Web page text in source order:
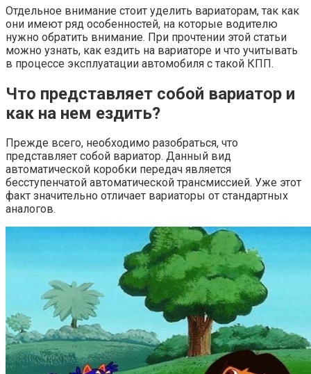
Отдельное внимание стоит уделить вариаторам, так как
они имеют ряд особенностей, на которые водителю
нужно обратить внимание. При прочтении этой статьи
можно узнать, как ездить на вариаторе и что учитывать
в процессе эксплуатации автомобиля с такой КПП.
Что представляет собой вариатор и
как на нем ездить?
Прежде всего, необходимо разобраться, что
представляет собой вариатор. Данный вид
автоматической коробки передач является
бесступенчатой автоматической трансмиссией. Уже этот
факт значительно отличает вариаторы от стандартных
аналогов.